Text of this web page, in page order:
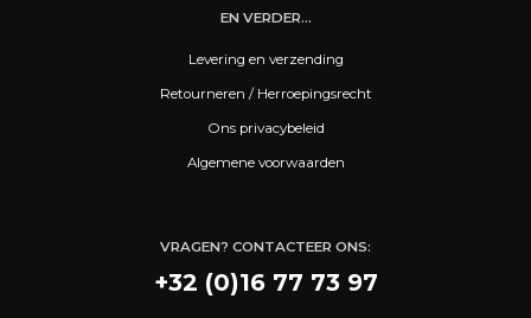
EN VERDER...
Levering en verzending
Retourneren / Herroepingsrecht
Ons privacybeleid
Algemene voorwaarden
VRAGEN? CONTACTEER ONS:
+32 (0)16 77 73 97